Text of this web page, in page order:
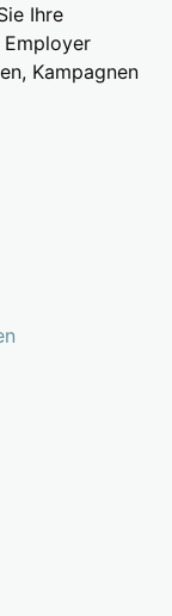
Ihre
Kampagnen